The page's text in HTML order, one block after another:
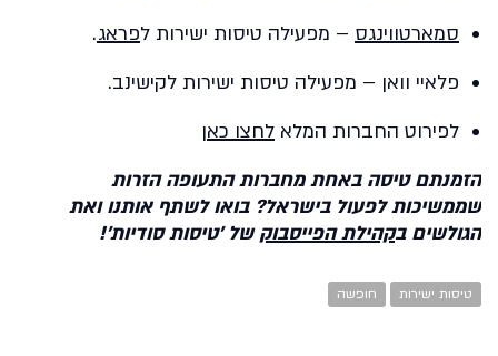
סמארטווינגס – מפעילה טיסות ישירות לפראג.
פלאיי וואן – מפעילה טיסות ישירות לקישינב.
לפירוט החברות המלא לחצו כאן
הזמנתם טיסה באחת מחברות התעופה הזרות
שממשיכות לפעול בישראל? בואו לשתף אותנו ואת
הגולשים בקהילת הפייסבוקשל 'טיסות סודיות'!
טיסות ישירות חופשה